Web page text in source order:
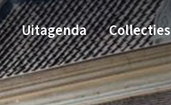
Uitagenda Collecties